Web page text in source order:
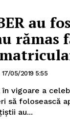
au
rămas
17/05/2019 5:55
vigoare a
să folosească
au...